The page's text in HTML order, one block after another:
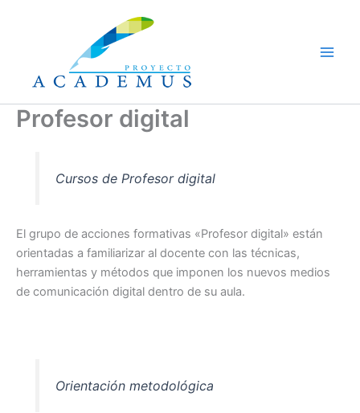
Profesor digital
Cursos de Profesor digital
El grupo de acciones formativas «Profesor digital» están
orientadas a familiarizar al docente con las técnicas,
herramientas y métodos que imponen los nuevos medios
de comunicación digital dentro de su aula.
Orientación metodológica